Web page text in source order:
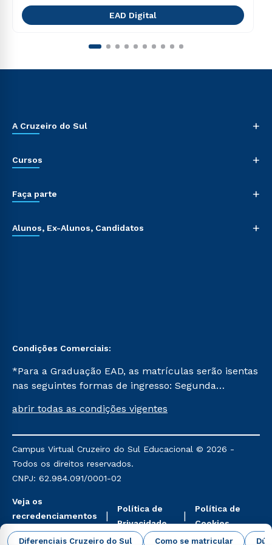
Diferenciais Cruzeiro do Sul Como se matricular
EAD Digital
A Cruzeiro do Sul +
Cursos +
Faça parte +
Alunos, Ex-Alunos, Candidatos +
Condições Comerciais:
*Para a Graduação EAD, as matrículas serão isentas
nas seguintes formas de ingresso: Segunda
Já para as demais, a taxa de matrícula será de R$
mencionadas são referentes aos cursos: Ensino
Religioso, Geografia para a Docência e Metodologia
do Ensino de História: Questões Atuais.
abrir todas as condições vigentes
Campus Virtual Cruzeiro do Sul Educacional © 2026 -
Todos os direitos reservados.
CNPJ: 62.984.091/0001-02
Veja os
recredenciamentos
aqui
Política de
Privacidade
Política de
Cookies